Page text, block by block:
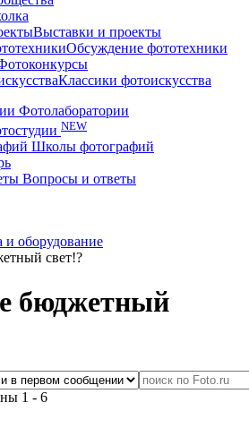
Выставки и проекты
Обсуждение фототехники
Классики фотоискусства
Фотолаборатории
NEW
Школы фотографий
Вопросы и ответы
и оборудование
свет!?
бюджетный
1 - 6